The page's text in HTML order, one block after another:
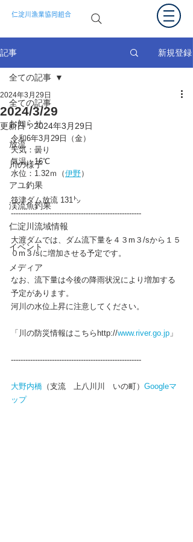
仁淀川漁業協同組合
記事 新規登録
全ての記事
お知らせ
放流
川の様子
アユ釣果
渓流魚釣果
仁淀川流域情報
イベント
メディア
全ての記事
2024/3/29
2024年3月29日
更新日：2024年3月29日
令和6年3月29日（金）
天気：曇り
気温：16℃
水位：1.32ｍ（伊野）
筏津ダム放流 131㌧
------------------------------------------------------
大渡ダムでは、ダム流下量を４３m３/sから１５
０m３/sに増加させる予定です。
なお、流下量は今後の降雨状況により増加する
予定があります。
河川の水位上昇に注意してください。
「川の防災情報はこちらhttp://www.river.go.jp 」
------------------------------------------------------
大野内橋 （支流　上八川川　いの町） Googleマ
ップ